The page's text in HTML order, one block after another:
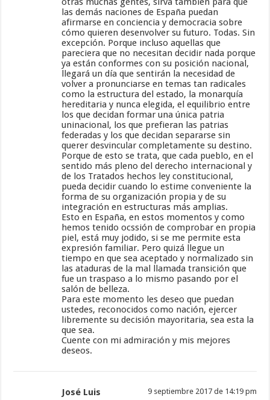
las demás naciones de España puedan
afirmarse en conciencia y democracia sobre
cómo quieren desenvolver su futuro. Todas. Sin
excepción. Porque incluso aquellas que
pareciera que no necesitan decidir nada porque
ya están conformes con su posición nacional,
llegará un día que sentirán la necesidad de
volver a pronunciarse en temas tan radicales
como la estructura del estado, la monarquía
hereditaria y nunca elegida, el equilibrio entre
los que decidan formar una única patria
uninacional, los que prefieran las patrias
federadas y los que decidan separarse sin
querer desvincular completamente su destino.
Porque de esto se trata, que cada pueblo, en el
sentido más pleno del derecho internacional y
de los Tratados hechos ley constitucional,
pueda decidir cuando lo estime conveniente la
forma de su organización propia y de su
integración en estructuras más amplias.
Esto en España, en estos momentos y como
hemos tenido ocssión de comprobar en propia
piel, está muy jodido, si se me permite esta
expresión familiar. Pero quizá llegue un
tiempo en que sea aceptado y normalizado sin
las ataduras de la mal llamada transición que
fue un traspaso a lo mismo pasando por el
salón de belleza.
Para este momento les deseo que puedan
ustedes, reconocidos como nación, ejercer
libremente su decisión mayoritaria, sea esta la
que sea.
Cuente con mi admiración y mis mejores
deseos.
José Luis 9 septiembre 2017 de 14:19 pm